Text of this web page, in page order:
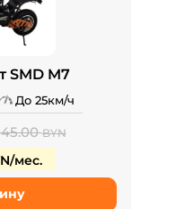
SMD M7
До 25км/ч
BYN
мес.